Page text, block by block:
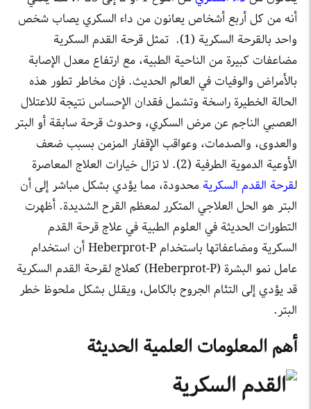
أنه من كل أربع أشخاص يعانون من داء السكري يصاب شخص
واحد بالقرحة السكرية (1). تمثل قرحة القدم السكرية
مضاعفات كبيرة من الناحية الطبية، مع ارتفاع معدل الإصابة
بالأمراض والوفيات في العالم الحديث. فإن مخاطر تطور هذه
الحالة الخطيرة راسخة وتشمل فقدان الإحساس نتيجة للاعتلال
العصبي الناجم عن مرض السكري، وحدوث قرحة سابقة أو البتر
والعدوى، والصدمات، وعواقب الإقفار المزمن بسبب ضعف
الأوعية الدموية الطرفية (2). لا تزال خيارات العلاج المعاصرة
لقرحة القدم السكريةمحدودة، مما يؤدي بشكل مباشر إلى أن
البتر هو الحل العلاجي المتكرر لمعظم القرح الشديدة. أظهرت
التطورات الحديثة في العلوم الطبية في علاج قرحة القدم
السكرية ومضاعفاتها باستخدام Heberprot-P أن استخدام
عامل نمو البشرة (Heberprot-P) كعلاج لقرحة القدم السكرية
قد يؤدي إلى التئام الجروح بالكامل، ويقلل بشكل ملحوظ خطر
البتر.
أهم المعلومات العلمية الحديثة